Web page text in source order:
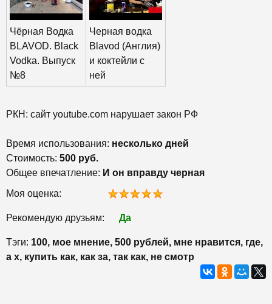
Чёрная Водка
BLAVOD. Black
Vodka. Выпуск
№8
Черная водка
Blavod (Англия)
и коктейли с
ней
РКН: сайт youtube.com нарушает закон РФ
Время использования: несколько дней
Стоимость: 500 руб.
Общее впечатление: И он вправду черная
Моя оценка:
Рекомендую друзьям: Да
Тэги: 100, мое мнение, 500 рублей, мне нравится, где,
а х, купить как, как за, так как, не смотр